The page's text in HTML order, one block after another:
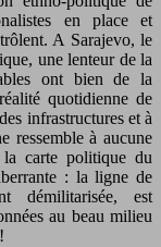
en place et
A Sarajevo, le
une lenteur de la
ont bien de la
quotidienne de
infrastructures et à
ressemble à aucune
la carte politique du
: la ligne de
démilitarisée, est
au beau milieu